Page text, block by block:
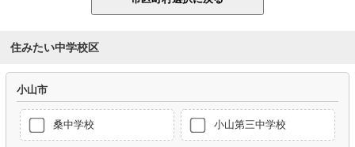
住みたい中学校区
小山市
桑中学校 小山第三中学校